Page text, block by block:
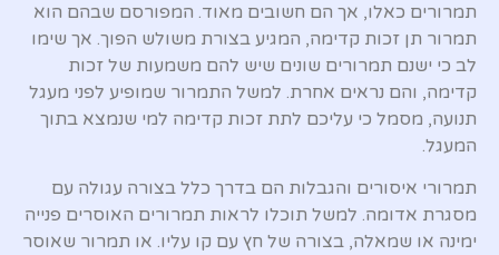
תמרורים כאלו, אך הם חשובים מאוד. המפורסם שבהם הוא
תמרור תן זכות קדימה, המגיע בצורת משולש הפוך. אך שימו
לב כי ישנם תמרורים שונים שיש להם משמעות של זכות
קדימה, והם נראים אחרת. למשל התמרור שמופיע לפני מעגל
תנועה, מסמל כי עליכם לתת זכות קדימה למי שנמצא בתוך
המעגל.
תמרורי איסורים והגבלות הם בדרך כלל בצורה עגולה עם
מסגרת אדומה. למשל תוכלו לראות תמרורים האוסרים פנייה
ימינה או שמאלה, בצורה של חץ עם קו עליו. או תמרור שאוסר